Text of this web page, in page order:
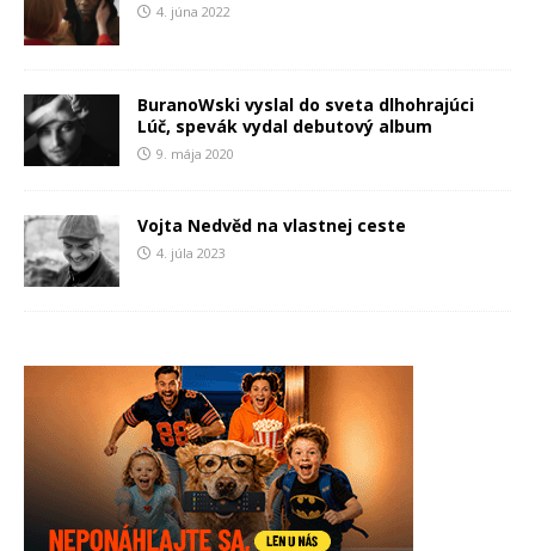
4. júna 2022
BuranoWski vyslal do sveta dlhohrajúci
Lúč, spevák vydal debutový album
9. mája 2020
Vojta Nedvěd na vlastnej ceste
4. júla 2023